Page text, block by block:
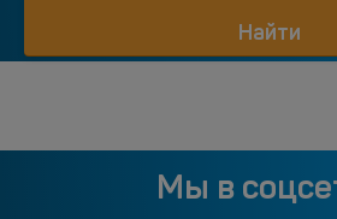
Найти
Мы в